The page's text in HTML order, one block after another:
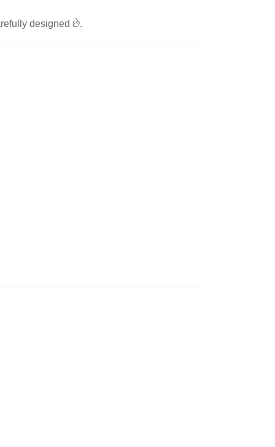
designed છે.